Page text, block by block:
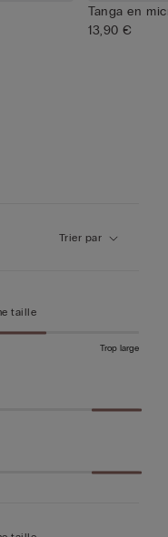
Tanga en
13,90 €
Trier par
taille
Trop large